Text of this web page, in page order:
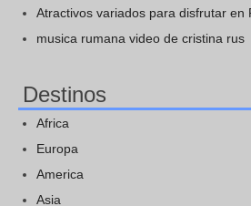
Atractivos variados para disfrutar en
musica rumana video de cristina rus
Destinos
Africa
Europa
America
Asia